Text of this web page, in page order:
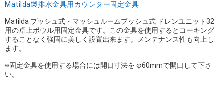
Matilda製排水金具用カウンター固定金具
Matilda プッシュ式・マッシュルームプッシュ式 ドレンユニット32
用の卓上ボウル用固定金具です。この金具を使用するとコーキング
することなく強固に美しく設置出来ます。メンテナンス性も向上し
ます。
※固定金具を使用する場合には開口寸法を φ60mmで開口して下さ
い。